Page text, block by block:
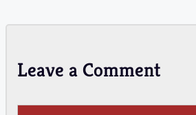
Leave a Comment